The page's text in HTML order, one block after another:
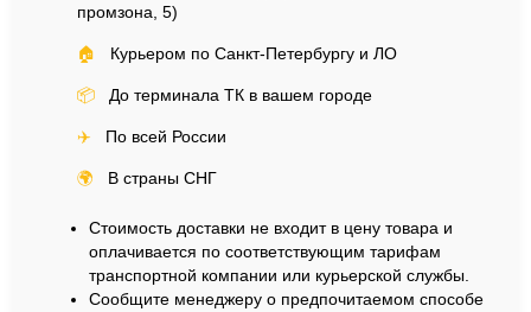
промзона, 5)
🏠 Курьером по Санкт-Петербургу и ЛО
📦 До терминала ТК в вашем городе
✈️ По всей России
🌍 В страны СНГ
Стоимость доставки не входит в цену товара и
оплачивается по соответствующим тарифам
транспортной компании или курьерской службы.
Сообщите менеджеру о предпочитаемом способе